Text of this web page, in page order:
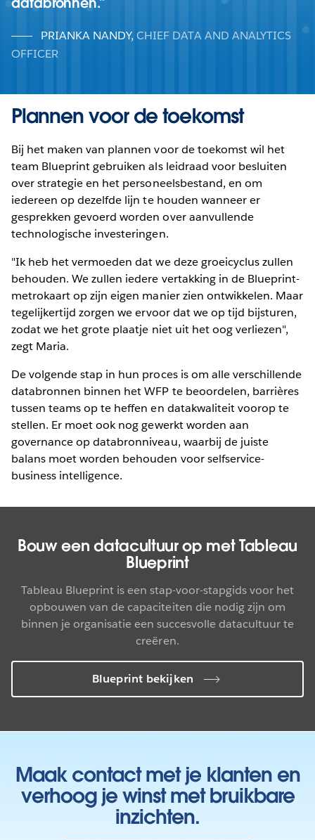
PRIANKA NANDY, CHIEF DATA AND ANALYTICS
OFFICER
Plannen voor de toekomst
Bij het maken van plannen voor de toekomst wil het
team Blueprint gebruiken als leidraad voor besluiten
over strategie en het personeelsbestand, en om
iedereen op dezelfde lijn te houden wanneer er
gesprekken gevoerd worden over aanvullende
technologische investeringen.
"Ik heb het vermoeden dat we deze groeicyclus zullen
behouden. We zullen iedere vertakking in de Blueprint-
metrokaart op zijn eigen manier zien ontwikkelen. Maar
tegelijkertijd zorgen we ervoor dat we op tijd bijsturen,
zodat we het grote plaatje niet uit het oog verliezen",
zegt Maria.
De volgende stap in hun proces is om alle verschillende
databronnen binnen het WFP te beoordelen, barrières
tussen teams op te heffen en datakwaliteit voorop te
stellen. Er moet ook nog gewerkt worden aan
governance op databronniveau, waarbij de juiste
balans moet worden behouden voor selfservice-
business intelligence.
Bouw een datacultuur op met Tableau
Blueprint
Tableau Blueprint is een stap-voor-stapgids voor het
opbouwen van de capaciteiten die nodig zijn om
binnen je organisatie een succesvolle datacultuur te
creëren.
Blueprint bekijken
Maak contact met je klanten en
verhoog je winst met bruikbare
inzichten.